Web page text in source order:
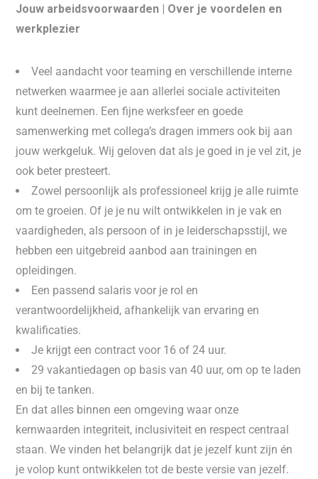
Jouw arbeidsvoorwaarden | Over je voordelen en
werkplezier
Veel aandacht voor teaming en verschillende interne
netwerken waarmee je aan allerlei sociale activiteiten
kunt deelnemen. Een fijne werksfeer en goede
samenwerking met collega’s dragen immers ook bij aan
jouw werkgeluk. Wij geloven dat als je goed in je vel zit, je
ook beter presteert.
Zowel persoonlijk als professioneel krijg je alle ruimte
om te groeien. Of je je nu wilt ontwikkelen in je vak en
vaardigheden, als persoon of in je leiderschapsstijl, we
hebben een uitgebreid aanbod aan trainingen en
opleidingen.
Een passend salaris voor je rol en
verantwoordelijkheid, afhankelijk van ervaring en
kwalificaties.
Je krijgt een contract voor 16 of 24 uur.
29 vakantiedagen op basis van 40 uur, om op te laden
en bij te tanken.
En dat alles binnen een omgeving waar onze
kernwaarden integriteit, inclusiviteit en respect centraal
staan. We vinden het belangrijk dat je jezelf kunt zijn én
je volop kunt ontwikkelen tot de beste versie van jezelf.